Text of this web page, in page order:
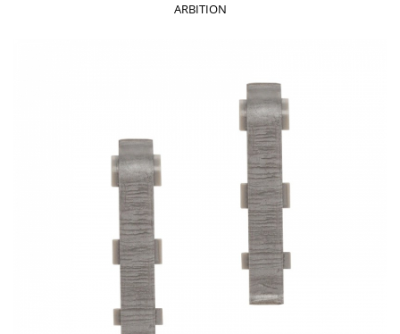
Accesorii pentru cofraje
Materiale prafoase
ARBITION